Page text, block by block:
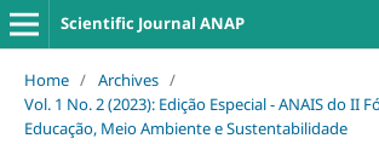
Scientific Journal ANAP
Home / Archives /
Vol. 1 No. 2 (2023): Edição Especial - ANAIS do II
Educação, Meio Ambiente e Sustentabilidade